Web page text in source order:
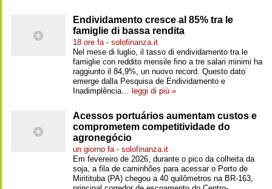
Endividamento cresce al 85% tra le
famiglie di bassa rendita
18 ore fa - solofinanza.it
Nel mese di luglio, il tasso di endividamento tra le
famiglie con reddito mensile fino a tre salari minimi ha
raggiunto il 84,9%, un nuovo record. Questo dato
emerge dalla Pesquisa de Endividamento e
Inadimplência... leggi di più »
Acessos portuários aumentam custos e
comprometem competitividade do
agronegócio
un giorno fa - solofinanza.it
Em fevereiro de 2026, durante o pico da colheita da
soja, a fila de caminhões para acessar o Porto de
Miritituba (PA) chegou a 40 quilômetros na BR-163,